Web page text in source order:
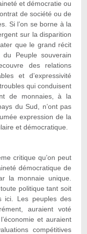
et démocratie ou
de société ou de
Si l’on se borne à la
sur la disparition
que le grand récit
Peuple souverain
des relations
et d’expressivité
qui conduisent
de monnaies, à la
du Sud, n’ont pas
expression de la
et démocratique.
critique qu’on peut
démocratique de
la monnaie unique.
toute politique tant soit
ici. Les peuples des
auraient voté
et auraient
compétitives